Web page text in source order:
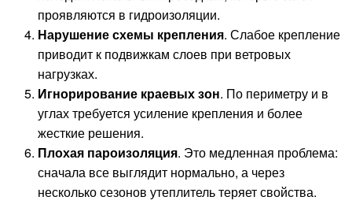
проявляются в гидроизоляции.
Нарушение схемы крепления. Слабое крепление
приводит к подвижкам слоев при ветровых
нагрузках.
Игнорирование краевых зон. По периметру и в
углах требуется усиление крепления и более
жесткие решения.
Плохая пароизоляция. Это медленная проблема:
сначала все выглядит нормально, а через
несколько сезонов утеплитель теряет свойства.